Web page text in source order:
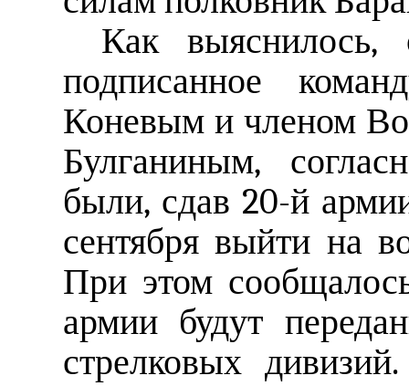
Как выяснилось,
подписанное
Коневым и членом
Булганиным,
были, сдав 20-й
сентября выйти на
При этом
армии будут
стрелковых